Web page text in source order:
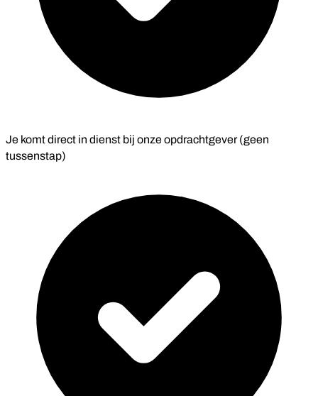
Je komt direct in dienst bij onze opdrachtgever (geen
tussenstap)